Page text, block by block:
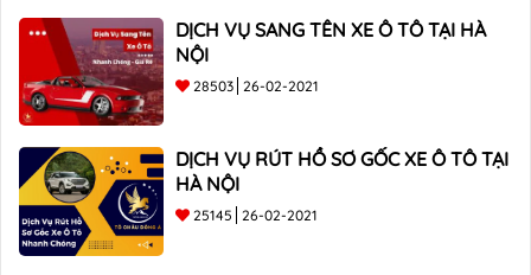
DỊCH VỤ SANG TÊN XE Ô TÔ TẠI HÀ
NỘI
28503 26-02-2021
DỊCH VỤ RÚT HỒ SƠ GỐC XE Ô TÔ TẠI
HÀ NỘI
25145 26-02-2021